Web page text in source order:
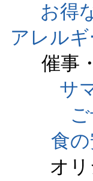
お得
アレル
催事
サ
食
オ